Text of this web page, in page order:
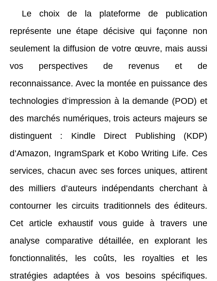
Le choix de la plateforme de publication
représente une étape décisive qui façonne non
seulement la diffusion de votre œuvre, mais aussi
vos perspectives de revenus et de
reconnaissance. Avec la montée en puissance des
technologies d’impression à la demande (POD) et
des marchés numériques, trois acteurs majeurs se
distinguent : Kindle Direct Publishing (KDP)
d’Amazon, IngramSpark et Kobo Writing Life. Ces
services, chacun avec ses forces uniques, attirent
des milliers d’auteurs indépendants cherchant à
contourner les circuits traditionnels des éditeurs.
Cet article exhaustif vous guide à travers une
analyse comparative détaillée, en explorant les
fonctionnalités, les coûts, les royalties et les
stratégies adaptées à vos besoins spécifiques.